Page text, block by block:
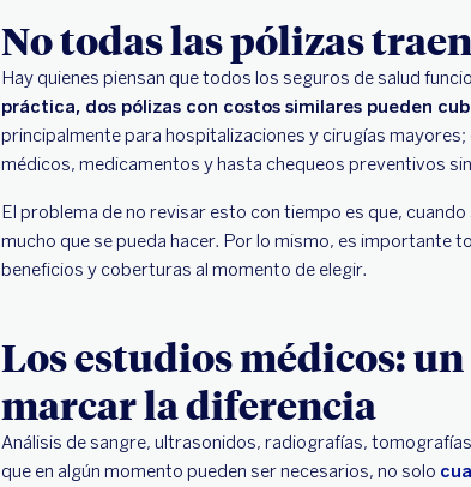
No todas las pólizas
Hay quienes piensan que todos los seguros de salud
práctica, dos pólizas con costos similares pueden
principalmente para hospitalizaciones y cirugías
médicos, medicamentos y hasta chequeos preventivos
El problema de no revisar esto con tiempo es que,
mucho que se pueda hacer. Por lo mismo, es importante
beneficios y coberturas al momento de elegir.
Los estudios médicos:
marcar la diferencia
Análisis de sangre, ultrasonidos, radiografías,
que en algún momento pueden ser necesarios, no solo